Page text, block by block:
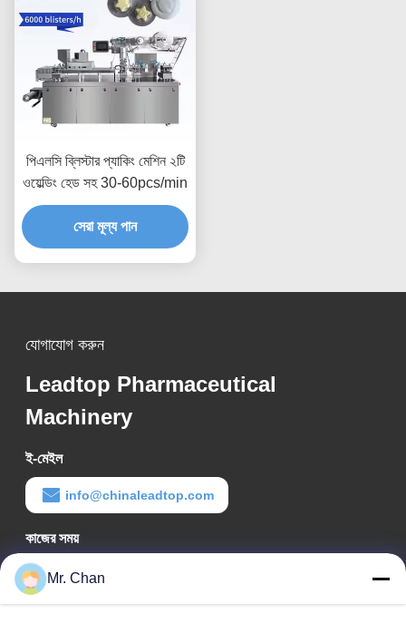
পিএলসি ব্লিস্টার প্যাকিং মেশিন ২টি
ওয়েল্ডিং হেড সহ 30-60pcs/min
সেরা মূল্য পান
যোগাযোগ করুন
Leadtop Pharmaceutical
Machinery
ই-মেইল
info@chinaleadtop.com
কাজের সময়
8:30-22:30
আমাদের ঠিকানা
Mr. Chan